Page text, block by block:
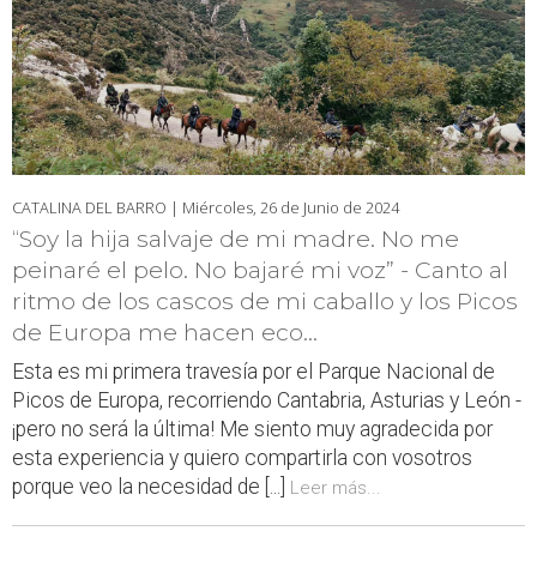
CATALINA DEL BARRO | Miércoles, 26 de Junio de 2024
“Soy la hija salvaje de mi madre. No me
peinaré el pelo. No bajaré mi voz” - Canto al
ritmo de los cascos de mi caballo y los Picos
de Europa me hacen eco…
Esta es mi primera travesía por el Parque Nacional de
Picos de Europa, recorriendo Cantabria, Asturias y León -
¡pero no será la última! Me siento muy agradecida por
esta experiencia y quiero compartirla con vosotros
porque veo la necesidad de [...]
Leer más...